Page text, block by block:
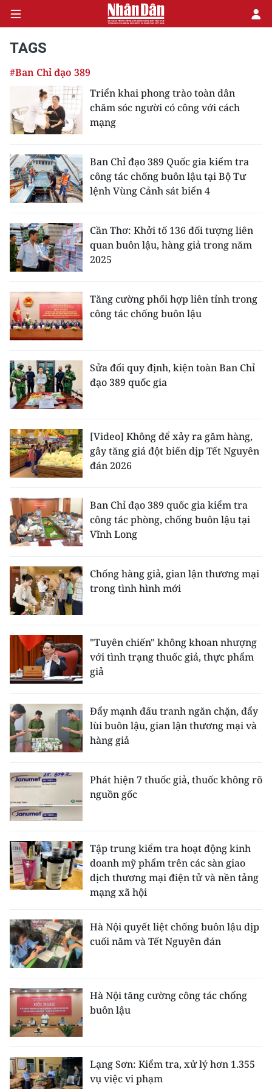
CHÍNH TRỊ
KINH TẾ
XÃ HỘI
PHÁP LUẬT
DU LỊCH
THẾ GIỚI
GIÁO DỤC
KHOA HỌC - CÔNG NGHỆ
MÔI TRƯỜNG
BẠN ĐỌC
KIỂM CHỨNG THÔNG TIN
54 DÂN TỘC VIỆT NAM
CHƯƠNG TRÌNH OCOP - MỖI XÃ
MỘT SẢN PHẨM
RADIO
MEDIA CENTER
E-Magazine
Video
Media Chính trị
Media Kinh tế
Media Pháp luật
Media Du lịch
Media Thế giới
Media Giáo dục
Media Y tế
Media Môi trường
Ảnh
Infographic
TAGS
#Ban Chỉ đạo 389
Triển khai phong trào toàn dân
chăm sóc người có công với cách
mạng
Ban Chỉ đạo 389 Quốc gia kiểm tra
công tác chống buôn lậu tại Bộ Tư
lệnh Vùng Cảnh sát biển 4
Cần Thơ: Khởi tố 136 đối tượng liên
quan buôn lậu, hàng giả trong năm
2025
Tăng cường phối hợp liên tỉnh trong
công tác chống buôn lậu
Sửa đổi quy định, kiện toàn Ban Chỉ
đạo 389 quốc gia
[Video] Không để xảy ra găm hàng,
gây tăng giá đột biến dịp Tết Nguyên
đán 2026
Ban Chỉ đạo 389 quốc gia kiểm tra
công tác phòng, chống buôn lậu tại
Vĩnh Long
Chống hàng giả, gian lận thương mại
trong tình hình mới
"Tuyên chiến" không khoan nhượng
với tình trạng thuốc giả, thực phẩm
giả
Đẩy mạnh đấu tranh ngăn chặn, đẩy
lùi buôn lậu, gian lận thương mại và
hàng giả
Phát hiện 7 thuốc giả, thuốc không rõ
nguồn gốc
Tập trung kiểm tra hoạt động kinh
doanh mỹ phẩm trên các sàn giao
dịch thương mại điện tử và nền tảng
mạng xã hội
Hà Nội quyết liệt chống buôn lậu dịp
cuối năm và Tết Nguyên đán
Hà Nội tăng cường công tác chống
buôn lậu
Lạng Sơn: Kiểm tra, xử lý hơn 1.355
vụ việc vi phạm